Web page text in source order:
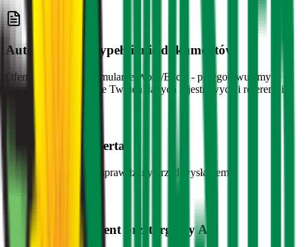
Automatyczne wypełnianie dokumentów
Oferty, załączniki, formularze Word/Excel - przygotowujemy je
automatycznie na bazie Twoich danych rejestrowych i referencji.
Weryfikacja eksperta
Każdy dokument jest sprawdzany przed wysłaniem.
Inteligentny asystent przetargowy AI